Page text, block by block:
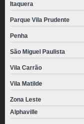
Itaquera
Parque Vila Prudente
Penha
São Miguel Paulista
Vila Carrão
Vila Matilde
Zona Leste
Alphaville